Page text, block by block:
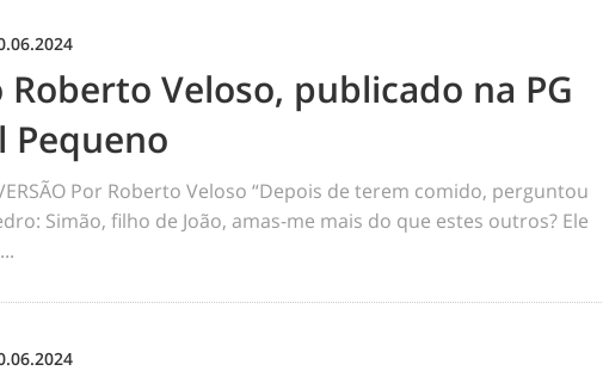
Veloso, publicado na PG
Pequeno
Por Roberto Veloso “Depois de terem comido, perguntou
Simão, filho de João, amas-me mais do que estes outros? Ele